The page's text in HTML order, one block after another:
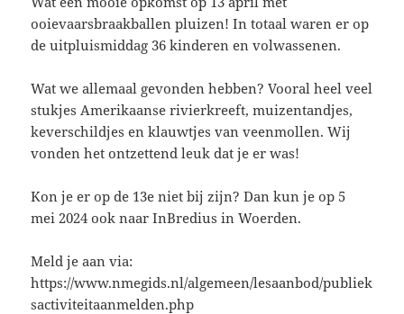
ooievaarsbraakballen pluizen! In totaal waren er op
de uitpluismiddag 36 kinderen en volwassenen.
Wat we allemaal gevonden hebben? Vooral heel veel
stukjes Amerikaanse rivierkreeft, muizentandjes,
keverschildjes en klauwtjes van veenmollen. Wij
vonden het ontzettend leuk dat je er was!
Kon je er op de 13e niet bij zijn? Dan kun je op 5
mei 2024 ook naar InBredius in Woerden.
Meld je aan via:
https://www.nmegids.nl/algemeen/lesaanbod/publiek
sactiviteitaanmelden.php